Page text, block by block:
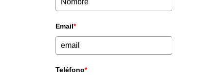
Email*
Teléfono*